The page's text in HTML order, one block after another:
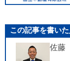
この記事を書いた
佐